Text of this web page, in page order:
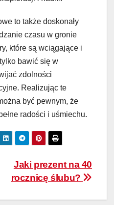
to także doskonały
czasu w gronie
które są wciągające i
bawić się w
zdolności
Realizując te
być pewnym, że
radości i uśmiechu.
Jaki prezent na 40
rocznicę ślubu?